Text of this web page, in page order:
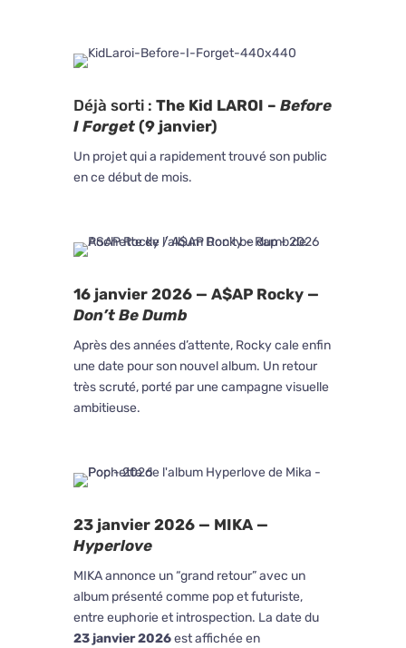
Déjà sorti : The Kid LAROI – Before
I Forget(9 janvier)
Un projet qui a rapidement trouvé son public
en ce début de mois.
16 janvier 2026 — A$AP Rocky —
Don’t Be Dumb
Après des années d’attente, Rocky cale enfin
une date pour son nouvel album. Un retour
très scruté, porté par une campagne visuelle
ambitieuse.
23 janvier 2026 — MIKA —
Hyperlove
MIKA annonce un “grand retour” avec un
album présenté comme pop et futuriste,
entre euphorie et introspection. La date du
23 janvier 2026est affichée en